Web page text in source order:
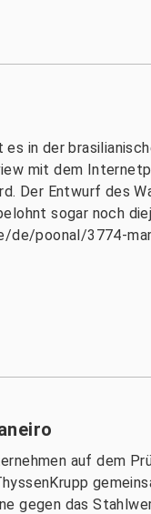
es in der
mit dem
Der Entwurf des
sogar noch
poonal/3774-
auf dem
gegen das